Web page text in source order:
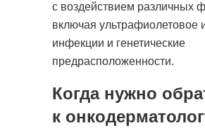
с воздействием различных
включая ультрафиолетовое
инфекции и генетические
предрасположенности.
Когда нужно
к